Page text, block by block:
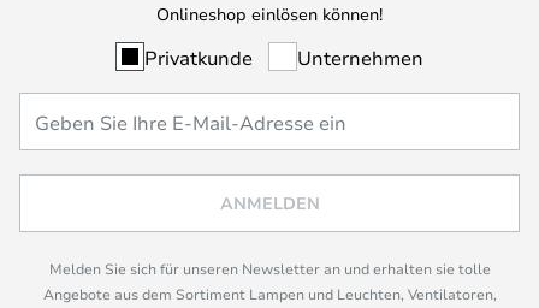
Onlineshop einlösen können!
Privatkunde Unternehmen
ANMELDEN
Melden Sie sich für unseren Newsletter an und erhalten sie tolle
Angebote aus dem Sortiment Lampen und Leuchten, Ventilatoren,